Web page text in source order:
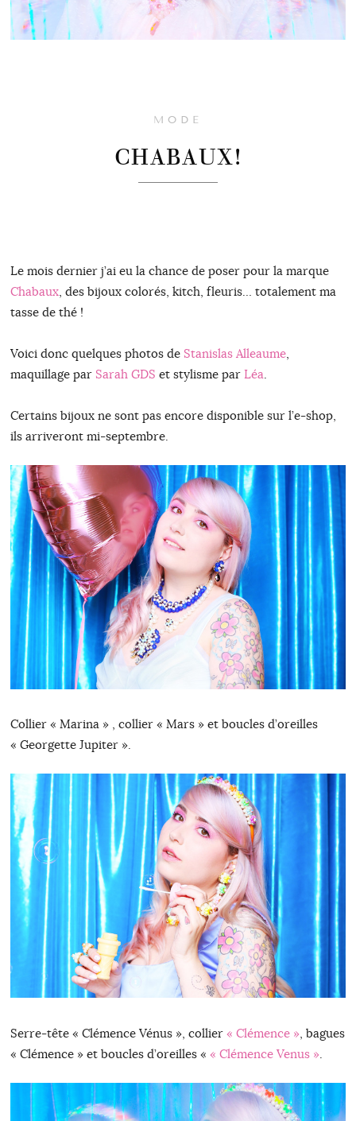
MODE
CHABAUX!
Le mois dernier j’ai eu la chance de poser pour la marque
Chabaux, des bijoux colorés, kitch, fleuris… totalement ma
tasse de thé !
Voici donc quelques photos de Stanislas Alleaume,
maquillage par Sarah GDS et stylisme par Léa.
Certains bijoux ne sont pas encore disponible sur l’e-shop,
ils arriveront mi-septembre.
Collier « Marina » , collier « Mars » et boucles d’oreilles
« Georgette Jupiter ».
Serre-tête « Clémence Vénus », collier « Clémence » , bagues
« Clémence » et boucles d’oreilles « « Clémence Venus »